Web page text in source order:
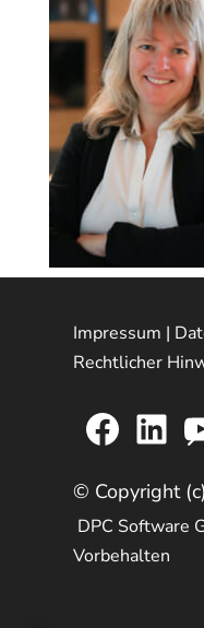
Impressum |
Rechtlicher
© Copyright (c)
DPC Software
Vorbehalten